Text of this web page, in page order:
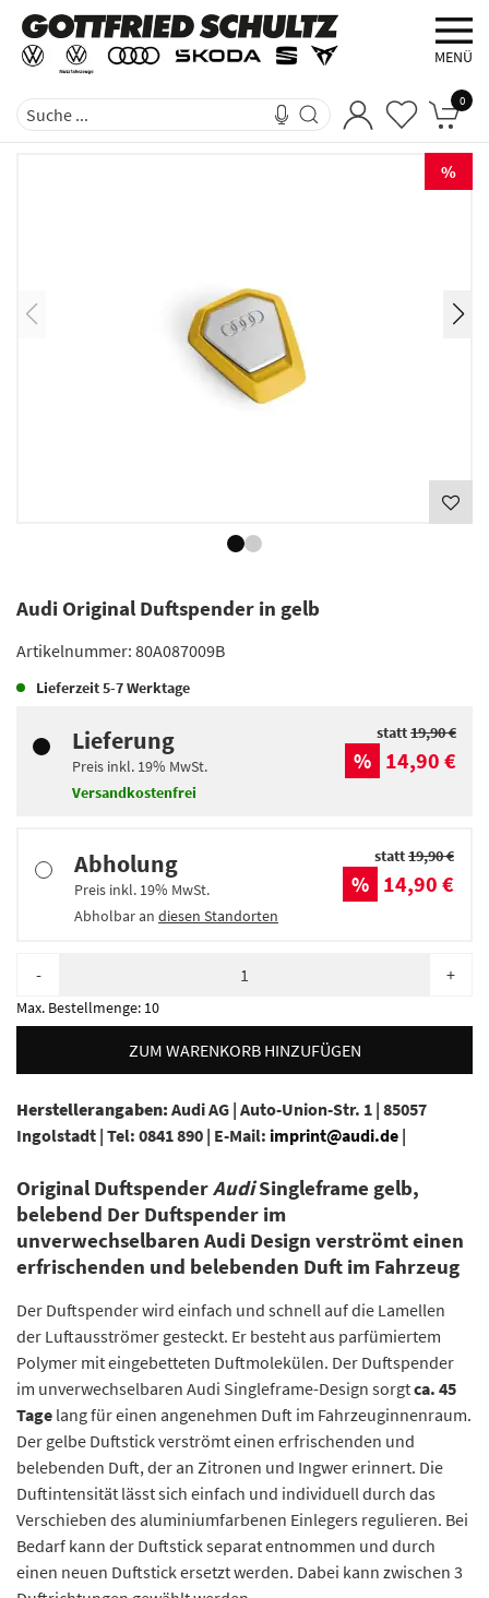
MENÜ
0
%
Audi Original Duftspender in gelb
Artikelnummer: 80A087009B
Lieferzeit5-7 Werktage
Lieferung
Preis inkl. 19% MwSt.
Versandkostenfrei
statt19,90 €
% 14,90 €
Abholung
Preis inkl. 19% MwSt.
Abholbar an diesen Standorten
statt19,90 €
% 14,90 €
- +
Max. Bestellmenge: 10
ZUM WARENKORB HINZUFÜGEN
Herstellerangaben: Audi AG | Auto-Union-Str. 1 | 85057
Ingolstadt | Tel: 0841 890 | E-Mail: imprint@audi.de |
Original DuftspenderAudiSingleframe gelb,
belebend Der Duftspender im
unverwechselbaren Audi Design verströmt einen
erfrischenden und belebenden Duft im Fahrzeug
Der Duftspender wird einfach und schnell auf die Lamellen
der Luftausströmer gesteckt. Er besteht aus parfümiertem
Polymer mit eingebetteten Duftmolekülen. Der Duftspender
im unverwechselbaren Audi Singleframe-Design sorgtca. 45
Tage lang für einen angenehmen Duft im Fahrzeuginnenraum.
Der gelbe Duftstick verströmt einen erfrischenden und
belebenden Duft, der an Zitronen und Ingwer erinnert. Die
Duftintensität lässt sich einfach und individuell durch das
Verschieben des aluminiumfarbenen Einlegers regulieren. Bei
Bedarf kann der Duftstick separat entnommen und durch
einen neuen Duftstick ersetzt werden. Dabei kann zwischen 3